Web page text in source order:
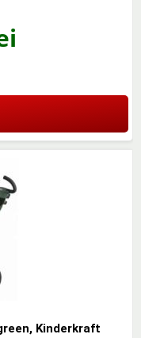
Kinderkraft